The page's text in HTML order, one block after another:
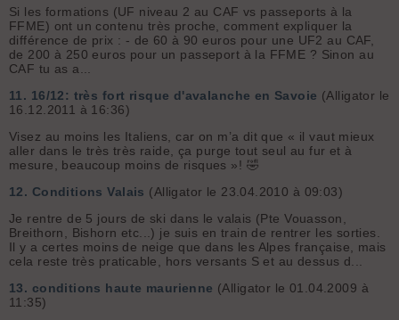
Si les formations (UF niveau 2 au CAF vs passeports à la
FFME) ont un contenu très proche, comment expliquer la
différence de prix : - de 60 à 90 euros pour une UF2 au CAF,
de 200 à 250 euros pour un passeport à la FFME ? Sinon au
CAF tu as a...
11. 16/12: très fort risque d'avalanche en Savoie (Alligator le
16.12.2011 à 16:36)
Visez au moins les Italiens, car on m’a dit que « il vaut mieux
aller dans le très très raide, ça purge tout seul au fur et à
mesure, beaucoup moins de risques »! 🤣
12. Conditions Valais (Alligator le 23.04.2010 à 09:03)
Je rentre de 5 jours de ski dans le valais (Pte Vouasson,
Breithorn, Bishorn etc...) je suis en train de rentrer les sorties.
Il y a certes moins de neige que dans les Alpes française, mais
cela reste très praticable, hors versants S et au dessus d...
13. conditions haute maurienne (Alligator le 01.04.2009 à
11:35)